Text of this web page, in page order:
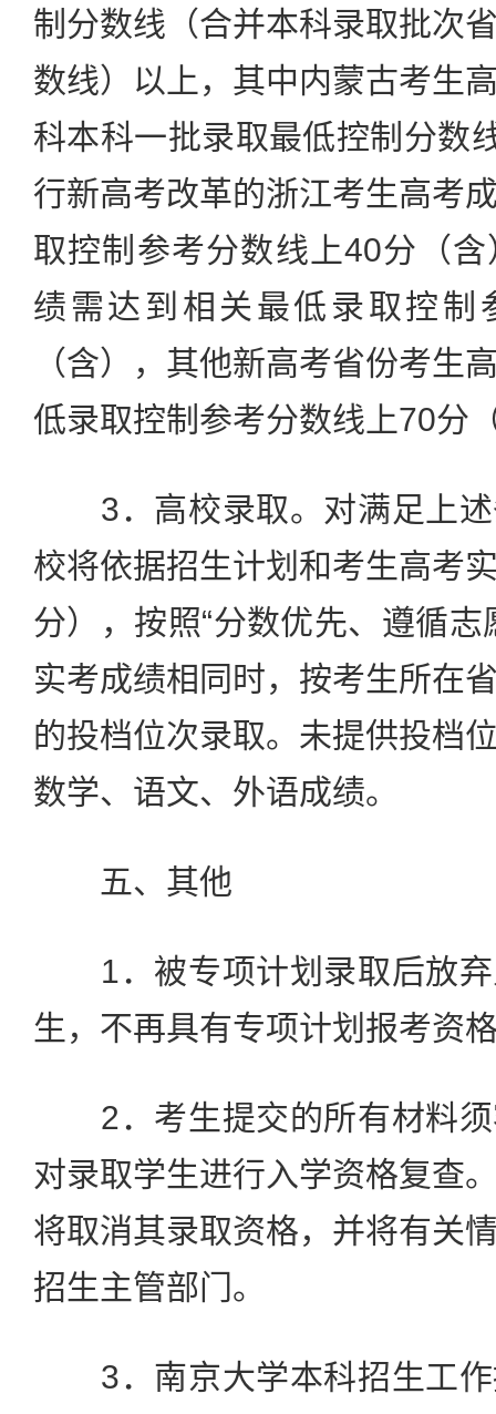
制分数线（合并本科录取批次
数线）以上，其中内蒙古考生
科本科一批录取最低控制分数
行新高考改革的浙江考生高考
取控制参考分数线上40分（
绩需达到相关最低录取控制
（含），其他新高考省份考生
低录取控制参考分数线上70分
3．高校录取。对满足上述
校将依据招生计划和考生高考
分），按照“分数优先、遵循志
实考成绩相同时，按考生所在
的投档位次录取。未提供投档
数学、语文、外语成绩。
五、其他
1．被专项计划录取后放弃
生，不再具有专项计划报考资
2．考生提交的所有材料须
对录取学生进行入学资格复查
将取消其录取资格，并将有关
招生主管部门。
3．南京大学本科招生工作